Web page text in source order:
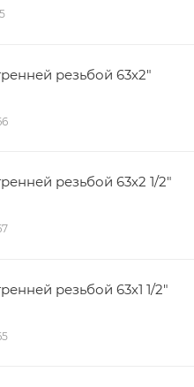
резьбой 63х2"
резьбой 63х2 1/2"
резьбой 63х1 1/2"